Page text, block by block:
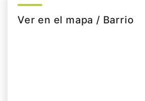
Ver en el mapa / Barrio